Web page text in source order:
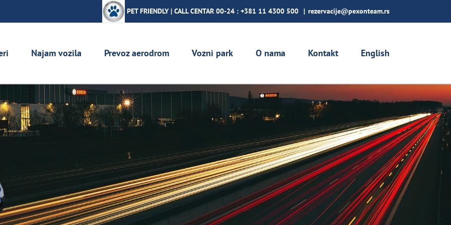
PET FRIENDLY | CALL CENTAR 00-24 : +381 11 4300 500 | rezervacije@pexonteam.rs
Najam vozila Prevoz aerodrom Vozni park O nama Kontakt English